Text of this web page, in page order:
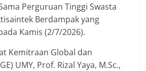
Perguruan Tinggi Swasta
Berdampak yang
Kamis (2/7/2026).
Kemitraan Global dan
UMY, Prof. Rizal Yaya, M.Sc.,